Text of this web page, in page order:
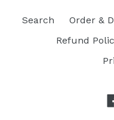
Search Order &
Refund